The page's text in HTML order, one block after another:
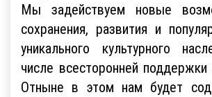
Мы задействуем новые
сохранения, развития и
уникального культурного
числе всесторонней
Отныне в этом нам будет